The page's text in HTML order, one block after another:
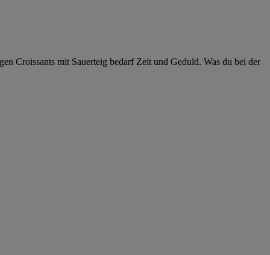
Croissants mit Sauerteig bedarf Zeit und Geduld. Was du bei der